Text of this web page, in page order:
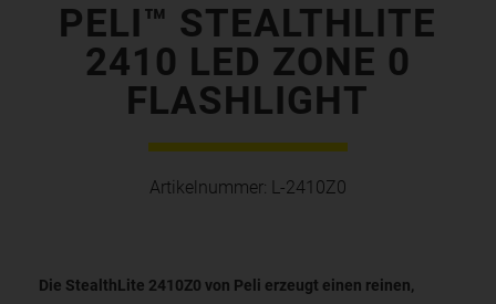
PELI™ STEALTHLITE
2410 LED ZONE 0
FLASHLIGHT
Artikelnummer: L-2410Z0
Die StealthLite 2410Z0 von Peli erzeugt einen reinen,